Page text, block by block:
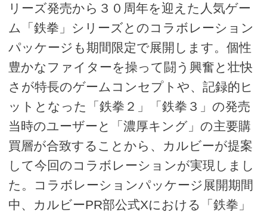
リーズ発売から３０周年を迎えた人気ゲー
ム「鉄拳」シリーズとのコラボレーション
パッケージも期間限定で展開します。個性
豊かなファイターを操って闘う興奮と壮快
さが特長のゲームコンセプトや、記録的ヒ
ットとなった「鉄拳２」「鉄拳３」の発売
当時のユーザーと「濃厚キング」の主要購
買層が合致することから、カルビーが提案
して今回のコラボレーションが実現しまし
た。コラボレーションパッケージ展開期間
中、カルビーPR部公式Xにおける「鉄拳」